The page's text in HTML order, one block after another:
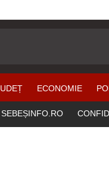
ECONOMIE